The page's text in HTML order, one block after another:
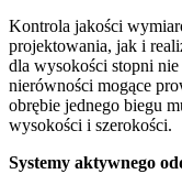
Kontrola jakości
projektowania, jak i
dla wysokości stopni
nierówności mogące
obrębie jednego biegu
wysokości i szerokości.
Systemy aktywnego